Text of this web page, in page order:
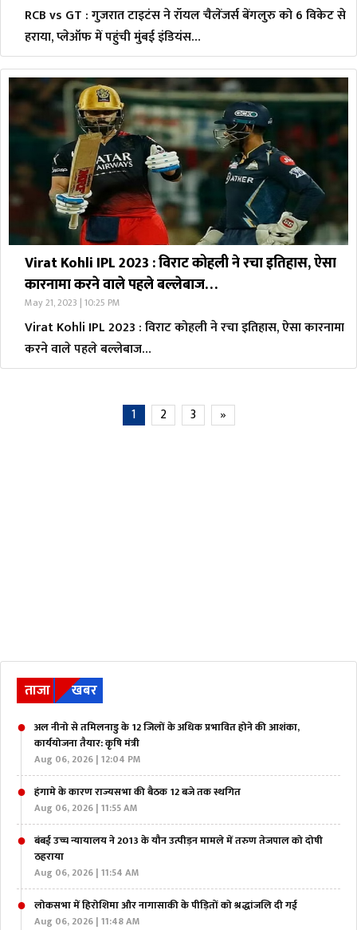
RCB vs GT : गुजरात टाइटंस ने रॉयल चैलेंजर्स बेंगलुरु को 6 विकेट से
हराया, प्लेऑफ में पहुंची मुंबई इंडियंस…
Virat Kohli IPL 2023 : विराट कोहली ने रचा इतिहास, ऐसा
कारनामा करने वाले पहले बल्लेबाज…
May 21, 2023 | 10:25 PM
Virat Kohli IPL 2023 : विराट कोहली ने रचा इतिहास, ऐसा कारनामा
करने वाले पहले बल्लेबाज…
1 2 3 »
ताजा खबर
अल नीनो से तमिलनाडु के 12 जिलों के अधिक प्रभावित होने की आशंका,
कार्ययोजना तैयार: कृषि मंत्री
Aug 06, 2026 | 12:04 PM
हंगामे के कारण राज्यसभा की बैठक 12 बजे तक स्थगित
Aug 06, 2026 | 11:55 AM
बंबई उच्च न्यायालय ने 2013 के यौन उत्पीड़न मामले में तरुण तेजपाल को दोषी
ठहराया
Aug 06, 2026 | 11:54 AM
लोकसभा में हिरोशिमा और नागासाकी के पीड़ितों को श्रद्धांजलि दी गई
Aug 06, 2026 | 11:48 AM